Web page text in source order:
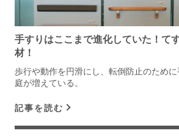
手すりはここまで進化していた！て
材！
歩行や動作を円滑にし、転倒防止のため
庭が増えている。
記事を読む